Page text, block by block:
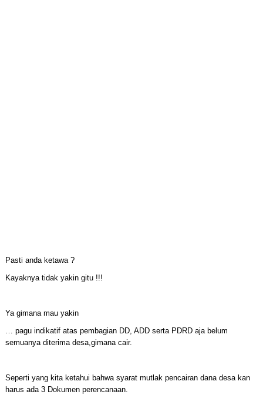
Pasti anda ketawa ?
Kayaknya tidak yakin gitu !!!
Ya gimana mau yakin
… pagu indikatif atas pembagian DD, ADD serta PDRD aja belum
semuanya diterima desa,gimana cair.
Seperti yang kita ketahui bahwa syarat mutlak pencairan dana desa kan
harus ada 3 Dokumen perencanaan.